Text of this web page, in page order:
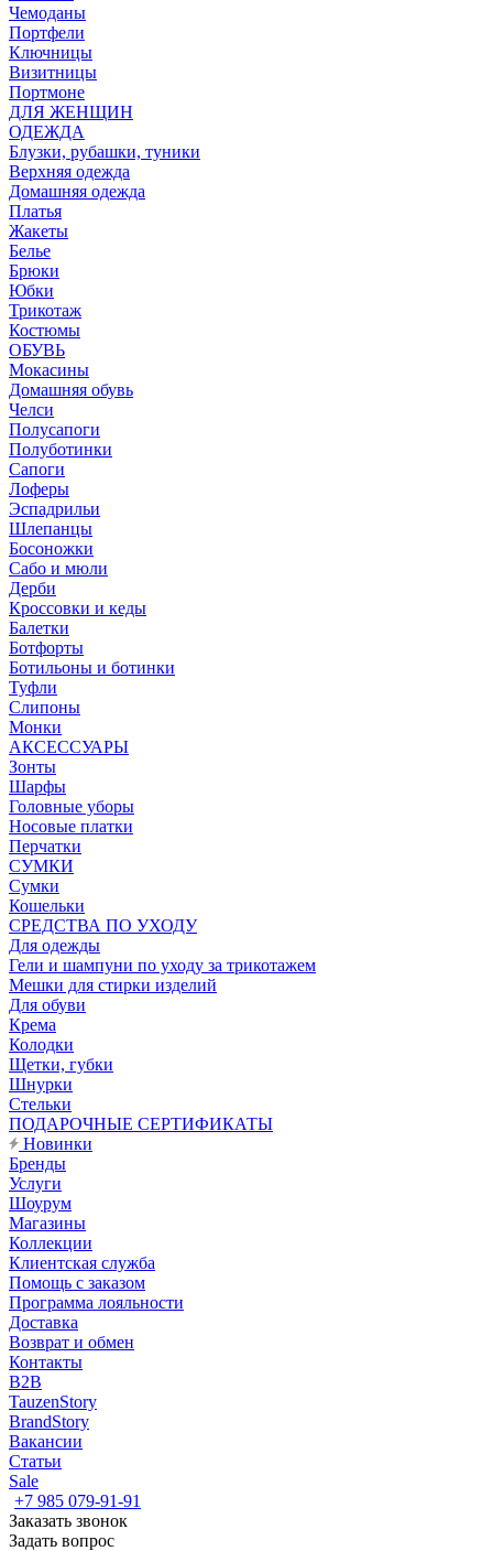
Чемоданы
Портфели
Ключницы
Визитницы
Портмоне
ДЛЯ ЖЕНЩИН
ОДЕЖДА
Блузки, рубашки, туники
Верхняя одежда
Домашняя одежда
Платья
Жакеты
Белье
Брюки
Юбки
Трикотаж
Костюмы
ОБУВЬ
Мокасины
Домашняя обувь
Челси
Полусапоги
Полуботинки
Сапоги
Лоферы
Эспадрильи
Шлепанцы
Босоножки
Сабо и мюли
Дерби
Кроссовки и кеды
Балетки
Ботфорты
Ботильоны и ботинки
Туфли
Слипоны
Монки
АКСЕССУАРЫ
Зонты
Шарфы
Головные уборы
Носовые платки
Перчатки
СУМКИ
Сумки
Кошельки
CРЕДСТВА ПО УХОДУ
Для одежды
Гели и шампуни по уходу за трикотажем
Мешки для стирки изделий
Для обуви
Крема
Колодки
Щетки, губки
Шнурки
Стельки
ПОДАРОЧНЫЕ СЕРТИФИКАТЫ
Новинки
Бренды
Услуги
Шоурум
Магазины
Коллекции
Клиентская служба
Помощь с заказом
Программа лояльности
Доставка
Возврат и обмен
Контакты
B2B
TauzenStory
BrandStory
Вакансии
Статьи
Sale
+7 985 079-91-91
Заказать звонок
Задать вопрос